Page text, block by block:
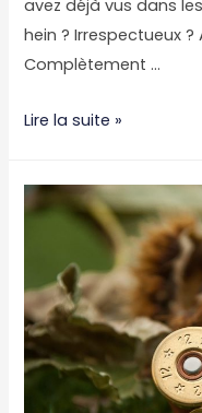
avez déjà vus dans
hein ? Irrespectueux
Complètement …
Trois
friendly
feignasse
#2
Lire la suite »